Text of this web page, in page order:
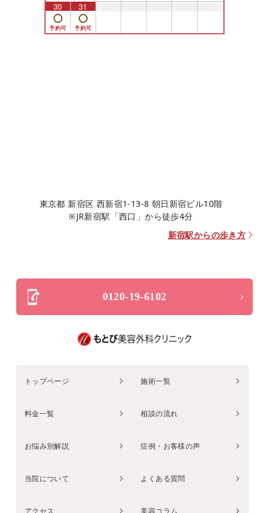
30 31
東京都 新宿区 西新宿1-13-8 朝日新宿ビル10階
※JR新宿駅「西口」から徒歩4分
新宿駅からの歩き方
0120-19-6102
トップページ 施術一覧
料金一覧 相談の流れ
お悩み別解説 症例・お客様の声
当院について よくある質問